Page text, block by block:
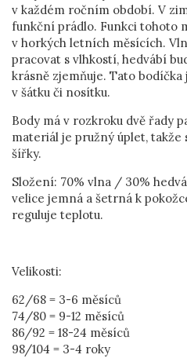
v každém ročním období. V
funkční prádlo. Funkci tohoto
v horkých letních měsících.
pracovat s vlhkostí, hedvábí
krásně zjemňuje. Tato
v šátku či nosítku.
Body má v rozkroku dvě řady
materiál je pružný úplet,
šířky.
Složení: 70% vlna / 30%
velice jemná a šetrná k
reguluje teplotu.
Velikosti:
62/68 = 3-6 měsíců
74/80 = 9-12 měsíců
86/92 = 18-24 měsíců
98/104 = 3-4 roky